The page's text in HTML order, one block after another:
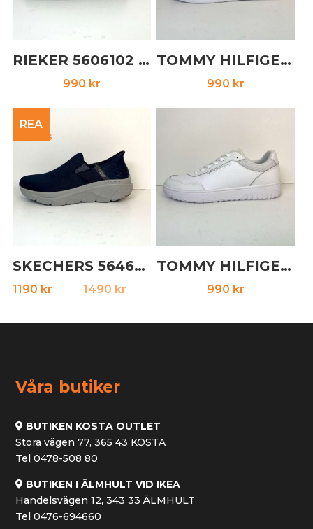
RIEKER 5606102 cognac
990 kr
TOMMY HILFIGER 5646140 vit
990 kr
REA
SKECHERS 5646116 navy
1490krDet
1190 kr
Det
TOMMY HILFIGER 5646141 vit
990 kr
Våra butiker
BUTIKEN KOSTA OUTLET
Stora vägen 77, 365 43 KOSTA
Tel 0478-508 80
BUTIKEN I ÄLMHULT VID IKEA
Handelsvägen 12, 343 33 ÄLMHULT
Tel 0476-694660